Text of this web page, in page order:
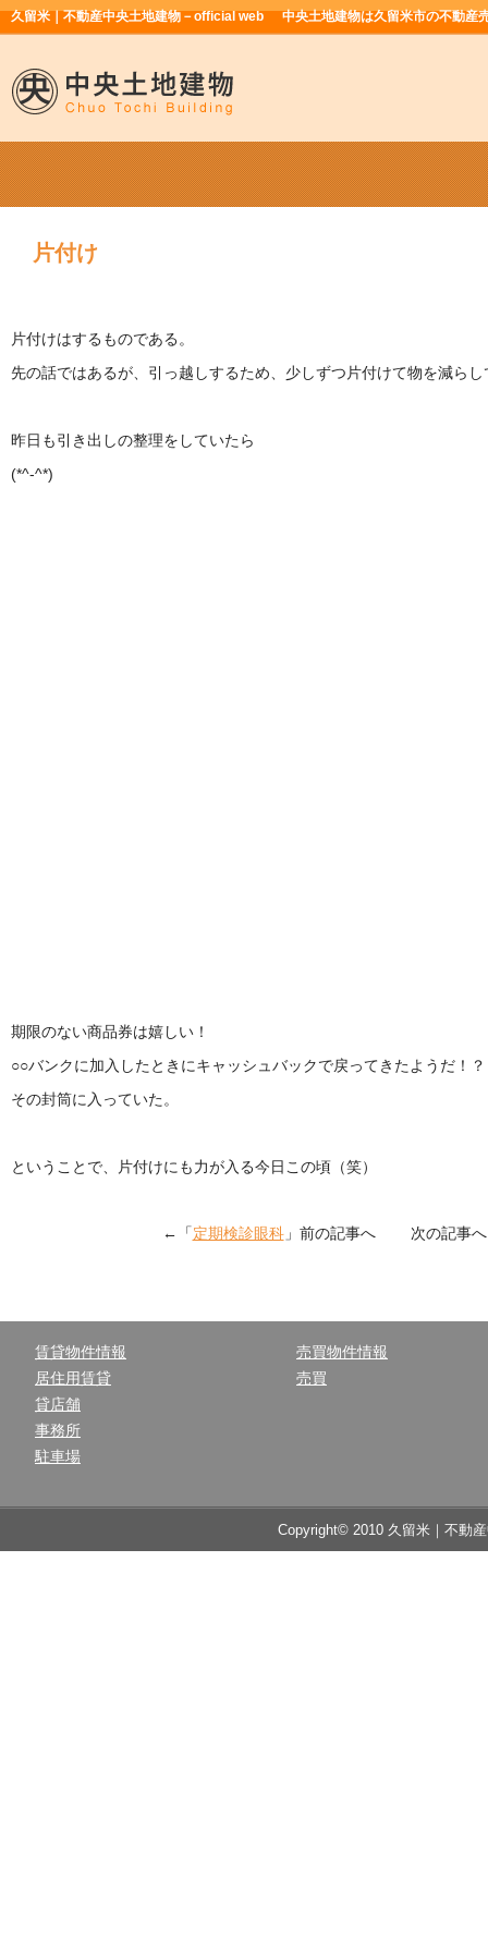
久留米｜不動産中央土地建物－official web 中央土地建物は久留米市の不動産
片付け
片付けはするものである。
先の話ではあるが、引っ越しするため、少しずつ片付けて物を減らし
昨日も引き出しの整理をしていたら
(*^-^*)
期限のない商品券は嬉しい！
○○バンクに加入したときにキャッシュバックで戻ってきたようだ！？
その封筒に入っていた。
ということで、片付けにも力が入る今日この頃（笑）
←「定期検診眼科」前の記事へ 次の記事へ
賃貸物件情報
居住用賃貸
貸店舗
事務所
駐車場
売買物件情報
売買
Copyright© 2010 久留米｜不動